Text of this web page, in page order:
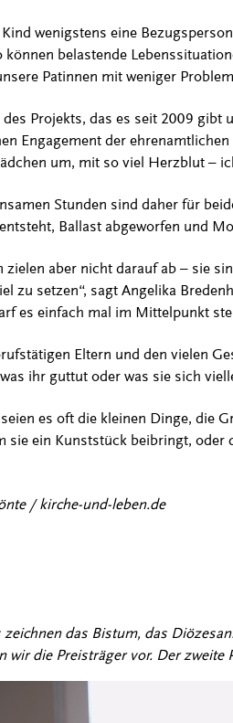
Kind wenigstens eine
können belastende
Patinnen mit weniger
Projekts, das es seit 2009 gibt
Engagement der
um, mit so viel Herzblut –
Stunden sind daher für
Ballast abgeworfen und
zielen aber nicht darauf ab – sie
zu setzen“, sagt Angelika
es einfach mal im Mittelpunkt
Eltern und den vielen
ihr guttut oder was sie sich
es oft die kleinen Dinge, die
sie ein Kunststück beibringt, oder
/ kirche-und-leben.de
das Bistum, das
wir die Preisträger vor. Der